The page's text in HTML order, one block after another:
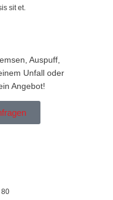
sit et.
Auspuff,
Unfall oder
Angebot!
80